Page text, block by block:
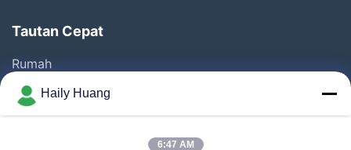
jaring saringan
pelat aliran
Perusahaan
Tautan Cepat
Rumah
Produk
Video
Haily Huang
6:47 AM